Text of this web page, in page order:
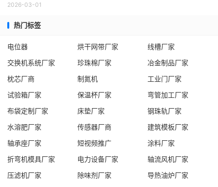
2026-03-01
热门标签
电位器 烘干网带厂家
线槽厂家
交换机系统厂家
珍珠棉厂家
冶金制品厂家
枕芯厂商
制氮机
工业门厂家
试验箱厂家
保温杯厂家
弯管加工厂家
布袋定制厂家
床垫厂家
钢珠轨厂家
水溶肥厂家
传感器厂商
建筑模板厂家
轴承座厂家
短视频推广
涂料厂家
折弯机模具厂家
电力设备厂家
轴流风机厂家
压滤机厂家
除味剂厂家 导热油炉厂家